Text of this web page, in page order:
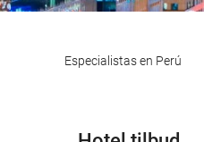
Especialistas en Perú